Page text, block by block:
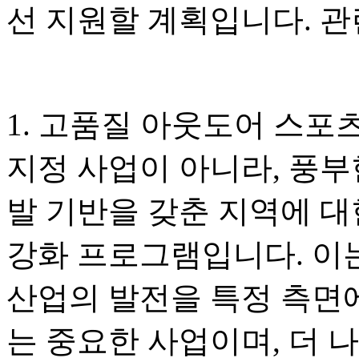
선 지원할 계획입니다.
1. 고품질 아웃도어 스포
지정 사업이 아니라, 풍
발 기반을 갖춘 지역에
강화 프로그램입니다. 이
산업의 발전을 특정 측면
는 중요한 사업이며, 더